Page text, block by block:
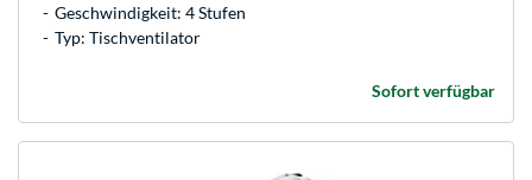
Geschwindigkeit: 4 Stufen
Typ: Tischventilator
Sofort verfügbar